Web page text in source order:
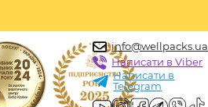
info@wellpacks.ua
Написати в Viber
Написати в
Telegram